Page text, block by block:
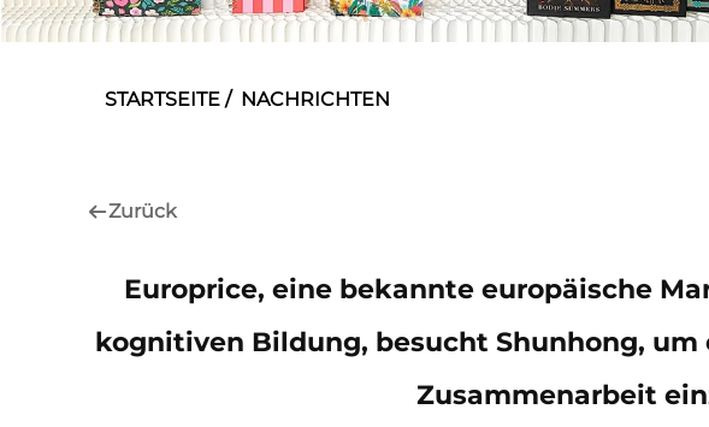
STARTSEITE / NACHRICHTEN
Zurück
Europrice, eine bekannte europäische
kognitiven Bildung, besucht Shunhong, um
Zusammenarbeit